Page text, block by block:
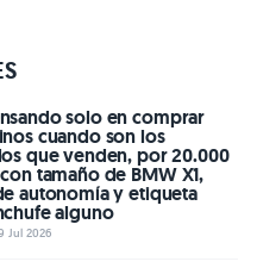
solo en comprar
cuando son los
que venden, por 20.000
tamaño de BMW X1,
autonomía y etiqueta
alguno
Jul 2026